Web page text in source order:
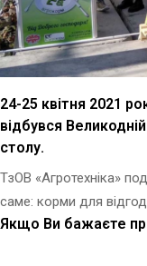
24-25 квітня 2021
відбувся
столу.
ТзОВ «Агротехніка»
саме: корми для
Якщо Ви бажаєте